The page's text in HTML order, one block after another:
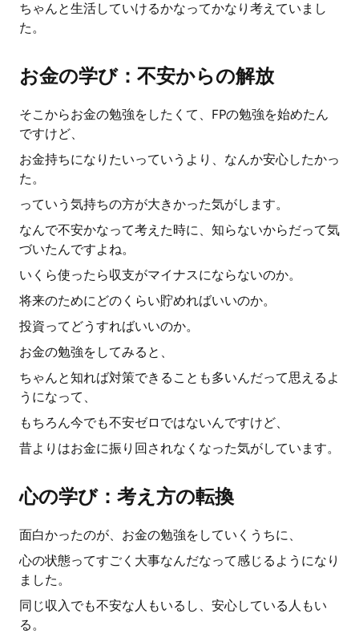
ちゃんと生活していけるかなってかなり考えていまし
た。
お金の学び：不安からの解放
そこからお金の勉強をしたくて、FPの勉強を始めたん
ですけど、
お金持ちになりたいっていうより、なんか安心したかっ
た。
っていう気持ちの方が大きかった気がします。
なんで不安かなって考えた時に、知らないからだって気
づいたんですよね。
いくら使ったら収支がマイナスにならないのか。
将来のためにどのくらい貯めればいいのか。
投資ってどうすればいいのか。
お金の勉強をしてみると、
ちゃんと知れば対策できることも多いんだって思えるよ
うになって、
もちろん今でも不安ゼロではないんですけど、
昔よりはお金に振り回されなくなった気がしています。
心の学び：考え方の転換
面白かったのが、お金の勉強をしていくうちに、
心の状態ってすごく大事なんだなって感じるようになり
ました。
同じ収入でも不安な人もいるし、安心している人もい
る。